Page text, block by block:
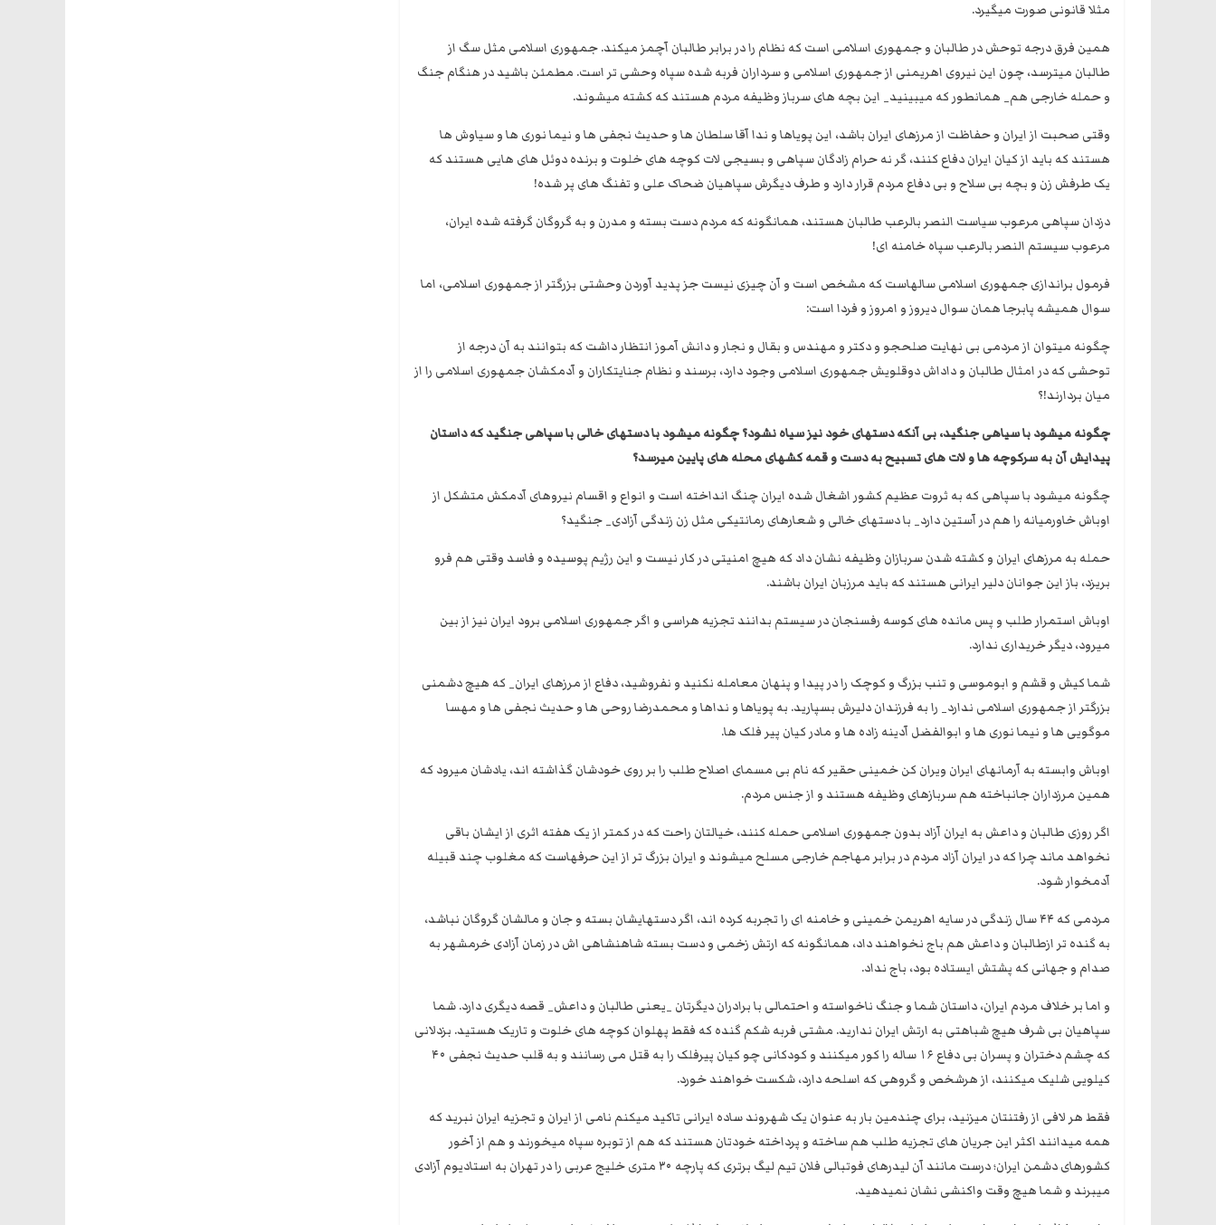
مثلا قانونی صورت میگیرد.
همین فرق درجه توحش در طالبان و جمهوری اسلامی است که نظام را در برابر طالبان آچمز میکند. جمهوری اسلامی مثل سگ از
طالبان میترسد، چون این نیروی اهریمنی از جمهوری اسلامی و سرداران فربه شده سپاه وحشی تر است. مطمئن باشید در هنگام جنگ
و حمله خارجی هم_ همانطور که میبینید_ این بچه های سرباز وظیفه مردم هستند که کشته میشوند.
وقتی صحبت از ایران و حفاظت از مرزهای ایران باشد، این پویاها و ندا آقا سلطان ها و حدیث نجفی ها و نیما نوری ها و سیاوش ها
هستند که باید از کیان ایران دفاع کنند، گر نه حرام زادگان سپاهی و بسیجی لات کوچه های خلوت و برنده دوئل های هایی هستند که
یک طرفش زن و بچه بی سلاح و بی دفاع مردم قرار دارد و طرف دیگرش سپاهیان ضحاک علی و تفنگ های پر شده!
دزدان سپاهی مرعوب سیاست النصر بالرعب طالبان هستند، همانگونه که مردم دست بسته و مدرن و به گروگان گرفته شده ایران،
مرعوب سیستم النصر بالرعب سپاه خامنه ای!
فرمول براندازی جمهوری اسلامی سالهاست که مشخص است و آن چیزی نیست جز پدید آوردن وحشتی بزرگتر از جمهوری اسلامی، اما
سوال همیشه پابرجا همان سوال دیروز و امروز و فردا است:
چگونه میتوان از مردمی بی نهایت صلحجو و دکتر و مهندس و بقال و نجار و دانش آموز انتظار داشت که بتوانند به آن درجه از
توحشی که در امثال طالبان و داداش دوقلویش جمهوری اسلامی وجود دارد، برسند و نظام جنایتکاران و آدمکشان جمهوری اسلامی را از
میان بردارند!؟
چگونه میشود با سیاهی جنگید، بی آنکه دستهای خود نیز سیاه نشود؟ چگونه میشود با دستهای خالی با سپاهی جنگید که داستان
پیدایش آن به سرکوچه ها و لات های تسبیح به دست و قمه کشهای محله های پایین میرسد؟
چگونه میشود با سپاهی که به ثروت عظیم کشور اشغال شده ایران چنگ انداخته است و انواع و اقسام نیروهای آدمکش متشکل از
اوباش خاورمیانه را هم در آستین دارد_ با دستهای خالی و شعارهای رمانتیکی مثل زن زندگی آزادی_ جنگید؟
حمله به مرزهای ایران و کشته شدن سربازان وظیفه نشان داد که هیچ امنیتی در کار نیست و این رژیم پوسیده و فاسد وقتی هم فرو
بریزد، باز این جوانان دلیر ایرانی هستند که باید مرزبان ایران باشند.
اوباش استمرار طلب و پس مانده های کوسه رفسنجان در سیستم بدانند تجزیه هراسی و اگر جمهوری اسلامی برود ایران نیز از بین
میرود، دیگر خریداری ندارد.
شما کیش و قشم و ابوموسی و تنب بزرگ و کوچک را در پیدا و پنهان معامله نکنید و نفروشید، دفاع از مرزهای ایران_ که هیچ دشمنی
بزرگتر از جمهوری اسلامی ندارد_ را به فرزندان دلیرش بسپارید. به پویاها و نداها و محمدرضا روحی ها و حدیث نجفی ها و مهسا
موگویی ها و نیما نوری ها و ابوالفضل آدینه زاده ها و مادر کیان پیر فلک ها.
اوباش وابسته به آرمانهای ایران ویران کن خمینی حقیر که نام بی مسمای اصلاح طلب را بر روی خودشان گذاشته اند، یادشان میرود که
همین مرزداران جانباخته هم سربازهای وظیفه هستند و از جنس مردم.
اگر روزی طالبان و داعش به ایران آزاد بدون جمهوری اسلامی حمله کنند، خیالتان راحت که در کمتر از یک هفته اثری از ایشان باقی
نخواهد ماند چرا که در ایران آزاد مردم در برابر مهاجم خارجی مسلح میشوند و ایران بزرگ تر از این حرفهاست که مغلوب چند قبیله
آدمخوار شود.
مردمی که ۴۴ سال زندگی در سایه اهریمن خمینی و خامنه ای را تجربه کرده اند، اگر دستهایشان بسته و جان و مالشان گروگان نباشد،
به گنده تر ازطالبان و داعش هم باج نخواهند داد، همانگونه که ارتش زخمی و دست بسته شاهنشاهی اش در زمان آزادی خرمشهر به
صدام و جهانی که پشتش ایستاده بود، باج نداد.
و اما بر خلاف مردم ایران، داستان شما و جنگ ناخواسته و احتمالی با برادران دیگرتان _یعنی طالبان و داعش_ قصه دیگری دارد. شما
سپاهیان بی شرف هیچ شباهتی به ارتش ایران ندارید. مشتی فربه شکم گنده که فقط پهلوان کوچه های خلوت و تاریک هستید. بزدلانی
که چشم دختران و پسران بی دفاع ۱۶ ساله را کور میکنند و کودکانی چو کیان پیرفلک را به قتل می رسانند و به قلب حدیث نجفی ۴۰
کیلویی شلیک میکنند، از هرشخص و گروهی که اسلحه دارد، شکست خواهند خورد.
فقط هر لافی از رفتنتان میزنید، برای چندمین بار به عنوان یک شهروند ساده ایرانی تاکید میکنم نامی از ایران و تجزیه ایران نبرید که
همه میدانند اکثر این جریان های تجزیه طلب هم ساخته و پرداخته خودتان هستند که هم از توبره سپاه میخورند و هم از آخور
کشورهای دشمن ایران؛ درست مانند آن لیدرهای فوتبالی فلان تیم لیگ برتری که پارچه ۳۰ متری خلیج عربی را در تهران به استادیوم آزادی
میبرند و شما هیچ وقت واکنشی نشان نمیدهید.